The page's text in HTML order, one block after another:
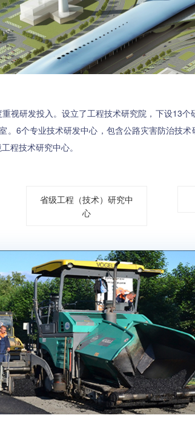
研发投入。设立了工程技术研究院，下设13个
。6个专业技术研发中心，包含公路灾害防治技
程技术研究中心。
省级工程（技术）研究中
心